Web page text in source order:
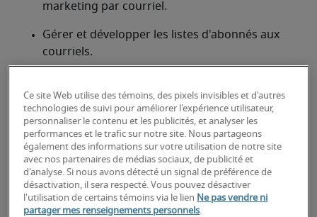
marketing par courriel.
Gérer et développer les listes d'abonnés aux
courriels.
Mettre en œuvre des stratégies de
segmentation et de personnalisation des listes
d'adresses électroniques.
Suivre les indicateurs de performance des
campagnes de courriel (taux d'ouverture, taux
de clics, taux de conversion, etc.).
Ce site Web utilise des témoins, des pixels invisibles et d'autres
technologies de suivi pour améliorer l'expérience utilisateur,
personnaliser le contenu et les publicités, et analyser les
performances et le trafic sur notre site. Nous partageons
également des informations sur votre utilisation de notre site
avec nos partenaires de médias sociaux, de publicité et
d'analyse. Si nous avons détecté un signal de préférence de
désactivation, il sera respecté. Vous pouvez désactiver
l'utilisation de certains témoins via le lien Ne pas vendre ni
partager mes renseignements personnels.